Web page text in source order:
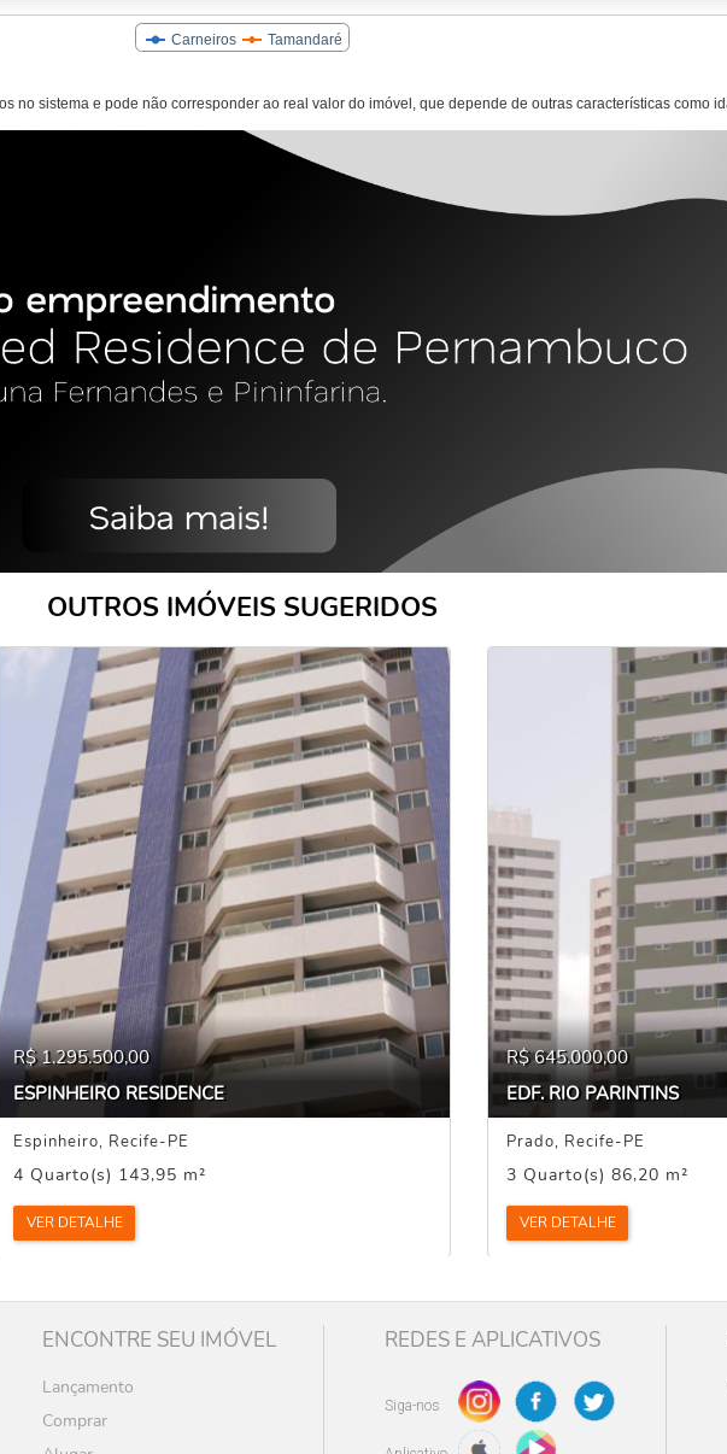
OUTROS IMÓVEIS SUGERIDOS
R$ 1.295.500,00
ESPINHEIRO RESIDENCE
Espinheiro, Recife-PE
4 Quarto(s) 143,95 m²
VER DETALHE
R$ 645.000,00
EDF. RIO PARINTINS
Prado, Recife-PE
3 Quarto(s) 86,20 m²
VER DETALHE
ENCONTRE SEU IMÓVEL
Lançamento
Comprar
REDES E APLICATIVOS
Siga-nos